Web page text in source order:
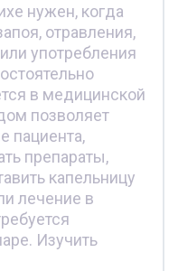
нужен, когда
отравления,
употребления
в медицинской
позволяет
пациента,
препараты,
капельницу
лечение в
Изучить